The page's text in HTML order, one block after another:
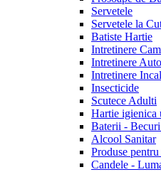
Servetele
Servetele la
Batiste Hartie
Intretinere
Intretinere
Intretinere
Insecticide
Scutece Adulti
Hartie igienica
Baterii -
Alcool Sanitar
Produse
Candele -